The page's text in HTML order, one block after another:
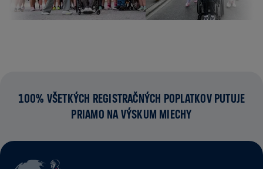
100% VŠETKÝCH REGISTRAČNÝCH POPLATKOV PUTUJE
PRIAMO NA VÝSKUM MIECHY